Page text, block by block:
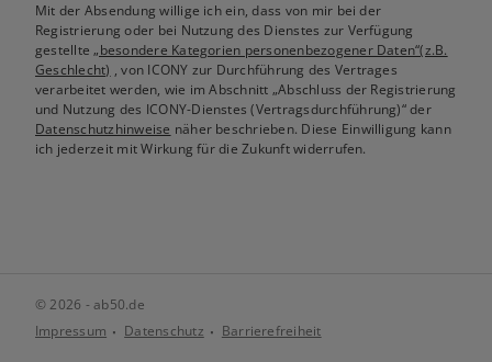
Mit der Absendung willige ich ein, dass von mir bei der
Registrierung oder bei Nutzung des Dienstes zur Verfügung
gestellte„besondere Kategorien personenbezogener Daten“(z.B.
Geschlecht) , von ICONY zur Durchführung des Vertrages
verarbeitet werden, wie im Abschnitt „Abschluss der Registrierung
und Nutzung des ICONY-Dienstes (Vertragsdurchführung)“ der
Datenschutzhinweise näher beschrieben. Diese Einwilligung kann
ich jederzeit mit Wirkung für die Zukunft widerrufen.
© 2026 - ab50.de
Impressum
Datenschutz Barrierefreiheit